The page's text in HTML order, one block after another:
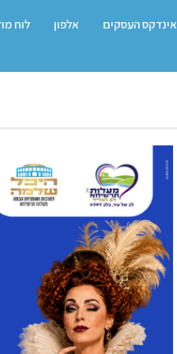
אינדקס העסקים אלפון לוח